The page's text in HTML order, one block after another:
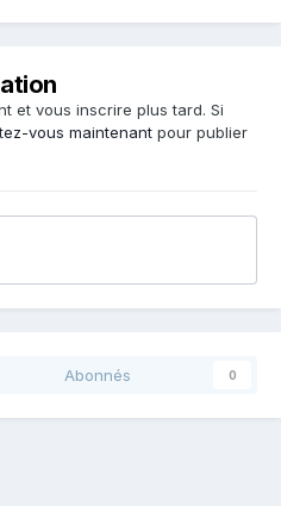
et vous inscrire plus tard. Si
vous maintenant pour publier
Abonnés 0